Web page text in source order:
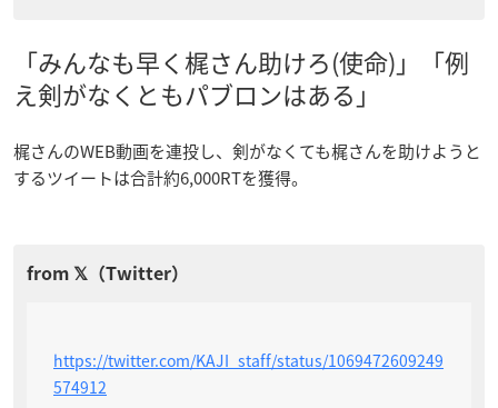
「みんなも早く梶さん助けろ(使命)」「例
え剣がなくともパブロンはある」
梶さんのWEB動画を連投し、剣がなくても梶さんを助けようと
するツイートは合計約6,000RTを獲得。
https://twitter.com/KAJI_staff/status/1069472609249
574912